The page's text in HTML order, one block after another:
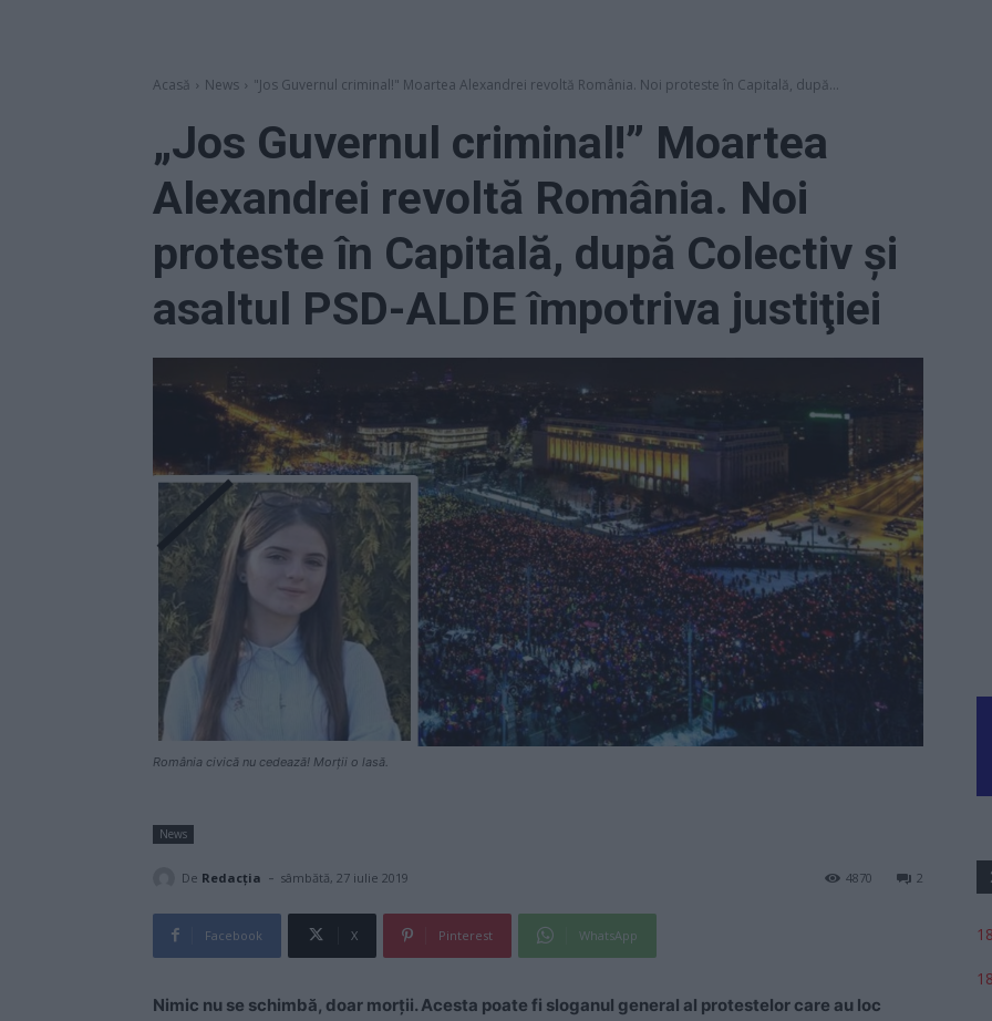
Acasă News "Jos Guvernul criminal!" Moartea Alexandrei revoltă România. Noi proteste în Capitală, după...
„Jos Guvernul criminal!” Moartea
Alexandrei revoltă România. Noi
proteste în Capitală, după Colectiv şi
asaltul PSD-ALDE împotriva justiţiei
România civică nu cedează! Morţii o lasă.
News
De Redacţia - sâmbătă, 27 iulie 2019 2
4870
Facebook X Pinterest WhatsApp
Nimic nu se schimbă, doar morţii. Acesta poate fi sloganul general al protestelor care au loc